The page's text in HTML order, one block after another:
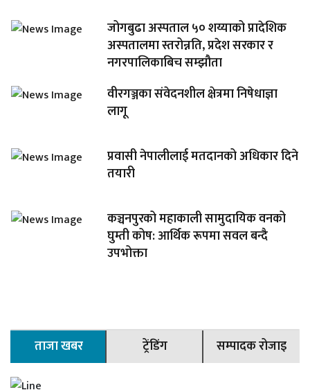
जोगबुढा अस्पताल ५० शय्याको प्रादेशिक
अस्पतालमा स्तरोन्नति, प्रदेश सरकार र
नगरपालिकाबिच सम्झौता
वीरगञ्जका संवेदनशील क्षेत्रमा निषेधाज्ञा
लागू
प्रवासी नेपालीलाई मतदानको अधिकार दिने
तयारी
कञ्चनपुरको महाकाली सामुदायिक वनको
घुम्ती कोष: आर्थिक रूपमा सवल बन्दै
उपभोक्ता
ताजा खबर ट्रेंडिंग सम्पादक रोजाइ